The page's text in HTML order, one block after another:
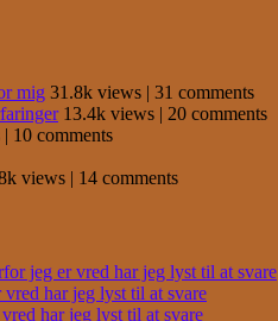
mig 31.8k views | 31 comments
13.4k views | 20 comments
| 10 comments
views | 14 comments
jeg er vred har jeg lyst til at svare
har jeg lyst til at svare
har jeg lyst til at svare